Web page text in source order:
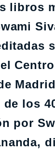
libros
los
por